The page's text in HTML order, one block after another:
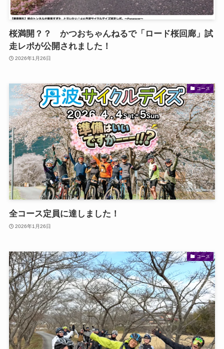
桜満開？？ かつおちゃんねるで「ロード桜回廊」試
走レポが公開されました！
2026年1月26日
コース
全コース定員に達しました！
2026年1月26日
コース